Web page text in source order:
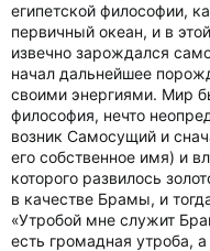
египетской философии,
первичный океан, и в
извечно зарождался
начал дальнейшее
своими энергиями. Мир
философия, нечто
возник Самосущий и
его собственное имя) и
которого развилось
в качестве Брамы, и
«Утробой мне служит
есть громадная утроба,